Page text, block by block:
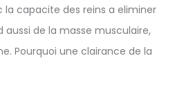
capacite des reins a eliminer
de la masse musculaire,
Pourquoi une clairance de la